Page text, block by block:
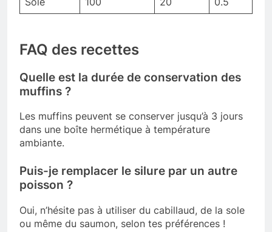
FAQ des recettes
Quelle est la durée de conservation des
muffins ?
Les muffins peuvent se conserver jusqu’à 3 jours
dans une boîte hermétique à température
ambiante.
Puis-je remplacer le silure par un autre
poisson ?
Oui, n’hésite pas à utiliser du cabillaud, de la sole
ou même du saumon, selon tes préférences !